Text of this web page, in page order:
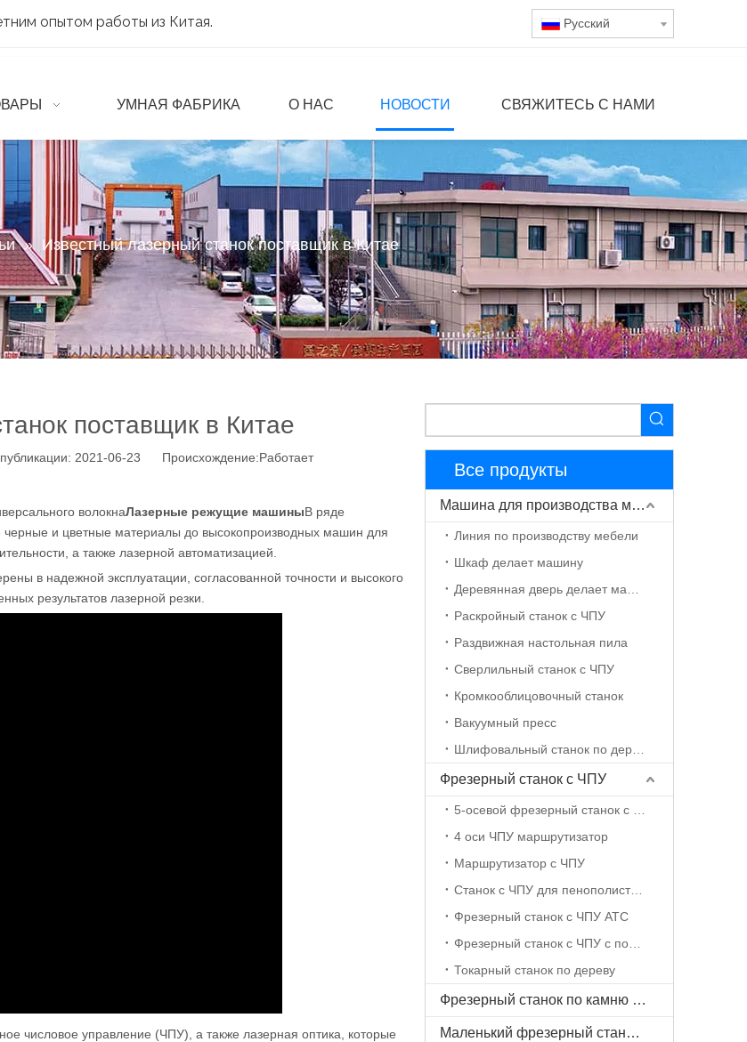
опытом работы из Китая. Pусский
УМНАЯ ФАБРИКА О НАС НОВОСТИ СВЯЖИТЕСЬ С НАМИ
» Известный лазерный станок поставщик в Китае
поставщик в Китае
2021-06-23 Происхождение:Работает
волокнаЛазерные режущие машиныВ ряде
и цветные материалы до высокопроизводных машин для
а также лазерной автоматизацией.
в надежной эксплуатации, согласованной точности и высокого
результатов лазерной резки.
числовое управление (ЧПУ), а также лазерная оптика, которые
Все продукты
Машина для производства мебели
Линия по производству мебели
Шкаф делает машину
Раскройный станок с ЧПУ
Раздвижная настольная пила
Сверлильный станок с ЧПУ
Кромкооблицовочный станок
Вакуумный пресс
Фрезерный станок с ЧПУ
4 оси ЧПУ маршрутизатор
Маршрутизатор с ЧПУ
Станок с ЧПУ для пенополистирола
Фрезерный станок с ЧПУ ATC
Токарный станок по дереву
Фрезерный станок по камню с ЧПУ
Маленький фрезерный станок с ЧПУ